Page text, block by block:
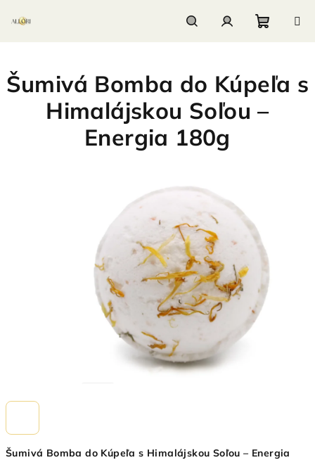
košík
Šumivá Bomba do Kúpeľa s Himalájskou Soľou – Energia
Šumivá Bomba do Kúpeľa s
Himalájskou Soľou –
Energia 180g